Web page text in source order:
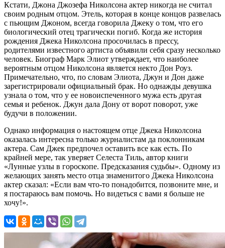
Кстати, Джона Джозефа Николсона актер никогда не считал
своим родным отцом. Этель, которая в конце концов развелась
с пьющим Джоном, всегда говорила Джеку о том, что его
биологический отец трагически погиб. Когда же история
рождения Джека Николсона просочилась в прессу,
родителями известного артиста объявили себя сразу несколько
человек. Биограф Марк Элиот утверждает, что наиболее
вероятным отцом Николсона является некто Дон Роуз.
Примечательно, что, по словам Элиота, Джун и Дон даже
зарегистрировали официальный брак. Но однажды девушка
узнала о том, что у ее новоиспеченного мужа есть другая
семья и ребенок. Джун дала Дону от ворот поворот, уже
будучи в положении.
Однако информация о настоящем отце Джека Николсона
оказалась интересна только журналистам да поклонникам
актера. Сам Джек предпочел оставить все как есть. По
крайней мере, так уверяет Селеста Тиль, автор книги
«Лунные узлы в гороскопе. Предсказания судьбы». Одному из
желающих занять место отца знаменитого Джека Николсона
актер сказал: «Если вам что-то понадобится, позвоните мне, и
я постараюсь вам помочь. Но видеться с вами я больше не
хочу!».